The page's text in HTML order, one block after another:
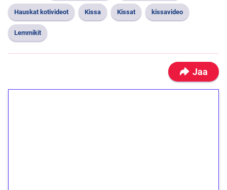
Hauskat kotivideot Kissa Kissat kissavideo
Lemmikit
Jaa